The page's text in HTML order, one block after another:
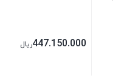
447.150.000ریال